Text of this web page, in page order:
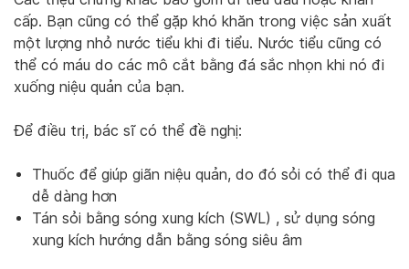
cấp. Bạn cũng có thể gặp khó khăn trong việc sản xuất
một lượng nhỏ nước tiểu khi đi tiểu. Nước tiểu cũng có
thể có máu do các mô cắt bằng đá sắc nhọn khi nó đi
xuống niệu quản của bạn.
Để điều trị, bác sĩ có thể đề nghị:
Thuốc để giúp giãn niệu quản, do đó sỏi có thể đi qua
dễ dàng hơn
Tán sỏi bằng sóng xung kích (SWL) , sử dụng sóng
xung kích hướng dẫn bằng sóng siêu âm